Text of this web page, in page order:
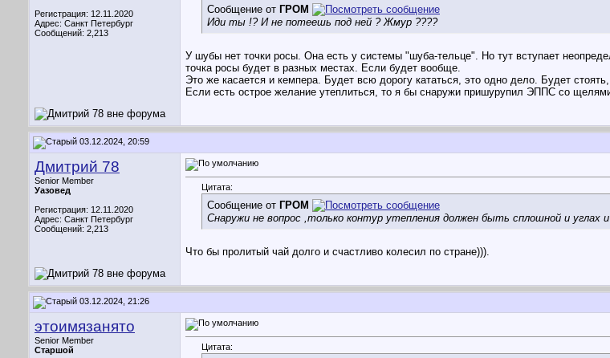
Регистрация: 12.11.2020
Адрес: Санкт Петербург
Сообщений: 2,213
Сообщение от ГРОМ
Иди ты !? И не потеешь под ней ? Жмур ????
У шубы нет точки росы. Она есть у системы "шуба-тельце". Но тут вступает
точка росы будет в разных местах. Если будет вообще.
Это же касается и кемпера. Будет всю дорогу кататься, это одно дело. Будет
Если есть острое желание утеплиться, то я бы снаружи пришурупил ЭППС со
03.12.2024, 20:59
Дмитрий 78
Senior Member
Уазовед
Регистрация: 12.11.2020
Адрес: Санкт Петербург
Сообщений: 2,213
Цитата:
Сообщение от ГРОМ
Снаружи не вопрос ,только контур утепления должен быть сплошной и углах
Что бы пролитый чай долго и счастливо колесил по стране))).
03.12.2024, 21:26
этоимязанято
Senior Member
Старшой
Цитата: